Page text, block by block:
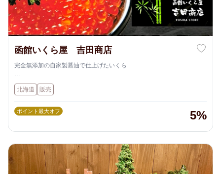
函館いくら屋 吉田商店
完全無添加の自家製醤油で仕上げたいくら
吉田商店では、保存料・着色料・化学調味料を一切使用しない、自家製
のいくら専用醤油を開発。その醤油でじっくり漬け込まれたいくらは、
支持されているポイントです。
北海道 販売
ポイント最大オフ 5%